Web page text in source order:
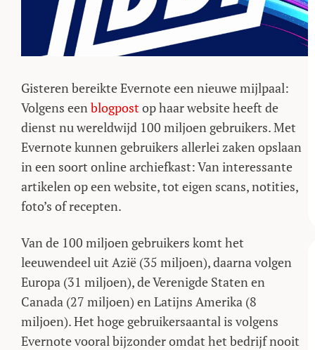
Gisteren bereikte Evernote een nieuwe mijlpaal:
Volgens eenblogpostop haar website heeft de
dienst nu wereldwijd 100 miljoen gebruikers. Met
Evernote kunnen gebruikers allerlei zaken opslaan
in een soort online archiefkast: Van interessante
artikelen op een website, tot eigen scans, notities,
foto’s of recepten.
Van de 100 miljoen gebruikers komt het
leeuwendeel uit Azië (35 miljoen), daarna volgen
Europa (31 miljoen), de Verenigde Staten en
Canada (27 miljoen) en Latijns Amerika (8
miljoen). Het hoge gebruikersaantal is volgens
Evernote vooral bijzonder omdat het bedrijf nooit